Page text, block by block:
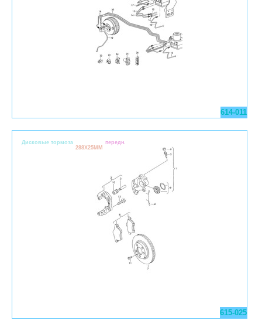
614-011
Дисковые тормоза
288X25MM
передн.
615-025